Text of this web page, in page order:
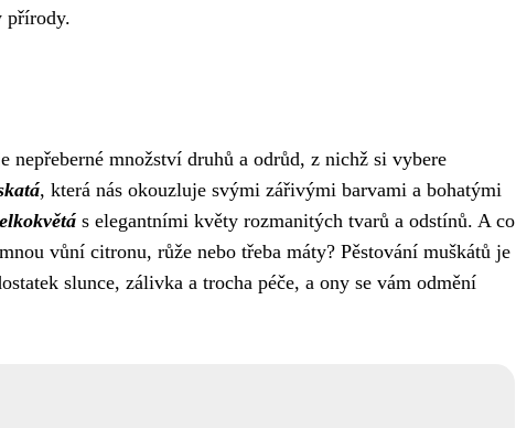
přírody.
množství druhů a odrůd, z nichž si vybere
, která nás okouzluje svými zářivými barvami a bohatými
s elegantními květy rozmanitých tvarů a odstínů. A co
vůní citronu, růže nebo třeba máty? Pěstování muškátů je
slunce, zálivka a trocha péče, a ony se vám odmění